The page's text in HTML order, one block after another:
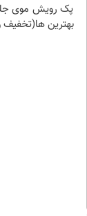
پک رویش موی
بهترین ها(تخفیف